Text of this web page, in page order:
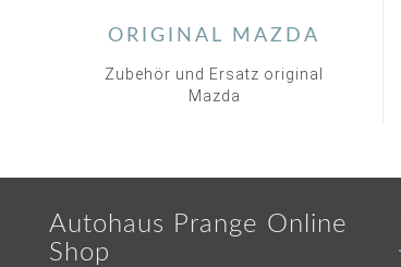
ORIGINAL MAZDA
Zubehör und Ersatz original
Mazda
Autohaus Prange Online
Shop